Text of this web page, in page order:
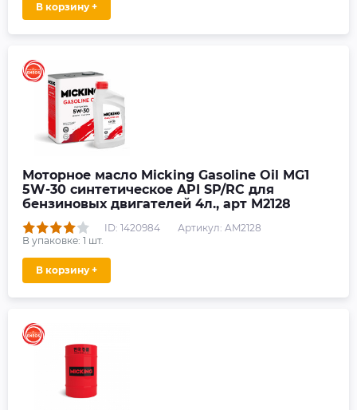
В корзину +
Моторное масло Micking Gasoline Oil MG1
5W-30 синтетическое API SP/RC для
бензиновых двигателей 4л., арт M2128
ID: 1420984
Артикул: AM2128
В упаковке: 1 шт.
В корзину +